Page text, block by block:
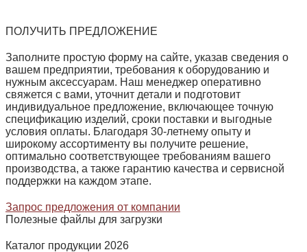
ПОЛУЧИТЬ ПРЕДЛОЖЕНИЕ
Заполните простую форму на сайте, указав сведения о
вашем предприятии, требования к оборудованию и
нужным аксессуарам. Наш менеджер оперативно
свяжется с вами, уточнит детали и подготовит
индивидуальное предложение, включающее точную
спецификацию изделий, сроки поставки и выгодные
условия оплаты. Благодаря 30‑летнему опыту и
широкому ассортименту вы получите решение,
оптимально соответствующее требованиям вашего
производства, а также гарантию качества и сервисной
поддержки на каждом этапе.
Запрос предложения от компании
Полезные файлы для загрузки
Каталог продукции 2026